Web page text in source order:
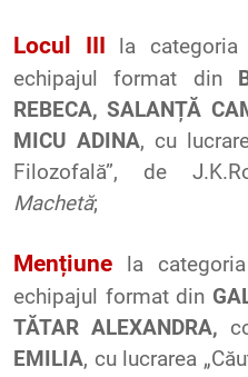
Locul III la
echipajul format din
REBECA, SALANȚĂ
MICU ADINA, cu
Filozofală”, de
Machetă;
Mențiune la categoria
echipajul format din
TĂTAR ALEXANDRA,
EMILIA, cu lucrarea „